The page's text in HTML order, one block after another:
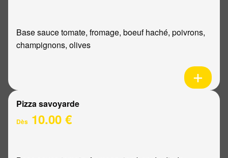
Base sauce tomate, fromage, boeuf haché, poivrons,
champignons, olives
Pizza savoyarde
Dès 10.00 €